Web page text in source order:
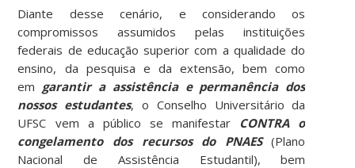
Diante desse cenário, e considerando os
compromissos assumidos pelas instituições
federais de educação superior com a qualidade do
ensino, da pesquisa e da extensão, bem como
em garantir a assistência e permanência dos
nossos estudantes, o Conselho Universitário da
UFSC vem a público se manifestar CONTRA o
congelamento dos recursos do PNAES(Plano
Nacional de Assistência Estudantil), bem